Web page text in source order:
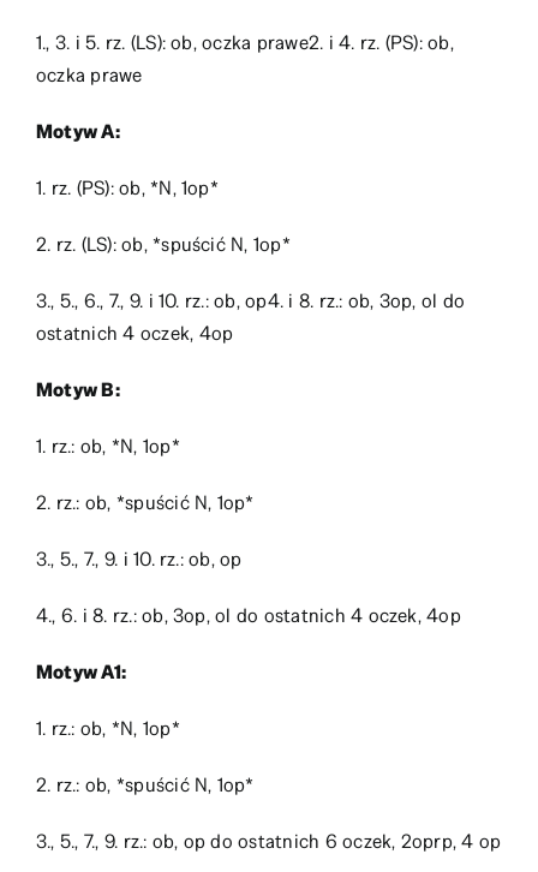
1., 3. i 5. rz. (LS): ob, oczka prawe2. i 4. rz. (PS): ob,
oczka prawe
Motyw A:
1. rz. (PS): ob, *N, 1op*
2. rz. (LS): ob, *spuścić N, 1op*
3., 5., 6., 7., 9. i 10. rz.: ob, op4. i 8. rz.: ob, 3op, ol do
ostatnich 4 oczek, 4op
Motyw B:
1. rz.: ob, *N, 1op*
2. rz.: ob, *spuścić N, 1op*
3., 5., 7., 9. i 10. rz.: ob, op
4., 6. i 8. rz.: ob, 3op, ol do ostatnich 4 oczek, 4op
Motyw A1:
1. rz.: ob, *N, 1op*
2. rz.: ob, *spuścić N, 1op*
3., 5., 7., 9. rz.: ob, op do ostatnich 6 oczek, 2oprp, 4 op